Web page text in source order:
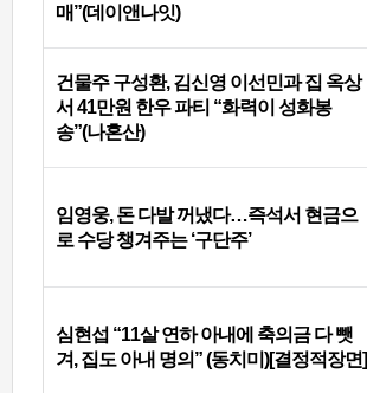
매”(데이앤나잇)
건물주 구성환, 김신영 이선민과 집 옥상
서 41만원 한우 파티 “화력이 성화봉
송”(나혼산)
임영웅, 돈 다발 꺼냈다…즉석서 현금으
로 수당 챙겨주는 ‘구단주’
심현섭 “11살 연하 아내에 축의금 다 뺏
겨, 집도 아내 명의” (동치미)[결정적장면]